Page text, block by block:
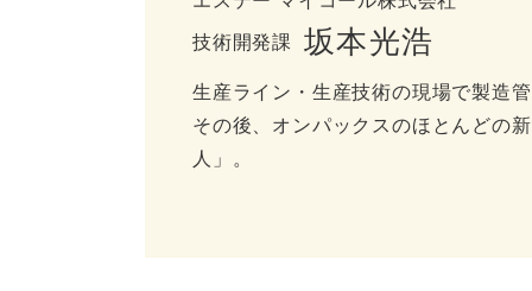
技術開発課 坂本光浩
生産ライン・生産技術の現場で製造
その後、オンパックスのほとんどの
人」。